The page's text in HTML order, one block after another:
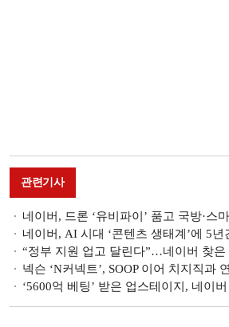
관련기사
네이버, 드론 ‘유비파이’ 품고 국방·스
네이버, AI 시대 ‘콘텐츠 생태계’에 5
“정부 지원 업고 달린다”…네이버 찾은
넥슨 ‘N커넥트’, SOOP 이어 치지직과
‘5600억 베팅’ 받은 업스테이지, 네이